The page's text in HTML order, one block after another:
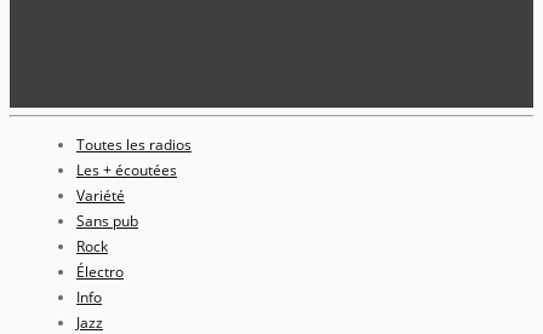
Toutes les radios
Les + écoutées
Variété
Sans pub
Rock
Électro
Info
Jazz